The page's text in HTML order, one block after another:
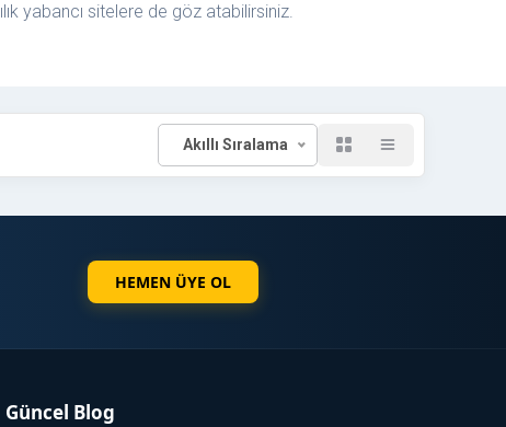
yabancı sitelere de göz atabilirsiniz.
Akıllı Sıralama
HEMEN ÜYE OL
Güncel Blog